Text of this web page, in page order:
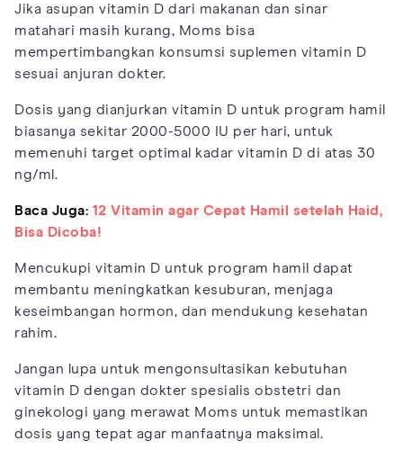
Jika asupan vitamin D dari makanan dan sinar
matahari masih kurang, Moms bisa
mempertimbangkan konsumsi suplemen vitamin D
sesuai anjuran dokter.
Dosis yang dianjurkan vitamin D untuk program hamil
biasanya sekitar 2000-5000 IU per hari, untuk
memenuhi target optimal kadar vitamin D di atas 30
ng/ml.
Baca Juga: 12 Vitamin agar Cepat Hamil setelah Haid,
Bisa Dicoba!
Mencukupi vitamin D untuk program hamil dapat
membantu meningkatkan kesuburan, menjaga
keseimbangan hormon, dan mendukung kesehatan
rahim.
Jangan lupa untuk mengonsultasikan kebutuhan
vitamin D dengan dokter spesialis obstetri dan
ginekologi yang merawat Moms untuk memastikan
dosis yang tepat agar manfaatnya maksimal.